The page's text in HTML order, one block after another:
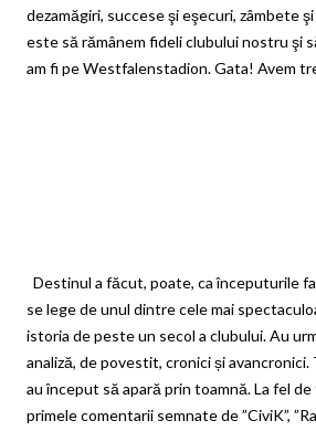
dezamăgiri, succese şi eşecuri, zâmbete
este să rămânem fideli clubului nostru şi
am fi pe Westfalenstadion. Gata! Avem
Destinul a făcut, poate, ca începuturile
se lege de unul dintre cele mai
istoria de peste un secol a clubului. Au
analiză, de povestit, cronici și
au început să apară prin toamnă. La fel
primele comentarii semnate de ”CiviK”,